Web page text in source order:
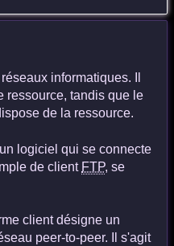
informatiques. Il
ressource, tandis que le
de la ressource.
logiciel qui se connecte
de client FTP, se
client désigne un
peer-to-peer. Il s'agit